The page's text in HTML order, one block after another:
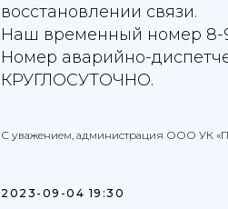
восстановлении связи.
Наш временный номер 8-
Номер аварийно-
КРУГЛОСУТОЧНО.
С уважением, администрация ООО УК
2023-09-04 19:30